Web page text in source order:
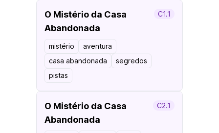
O Mistério da Casa
Abandonada
C1.1
mistério
aventura
casa abandonada
segredos
pistas
O Mistério da Casa
Abandonada
C2.1